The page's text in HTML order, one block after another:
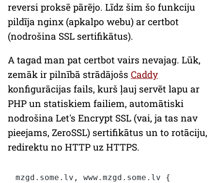
reversi proksē pārējo. Līdz šim šo funkciju
pildīja nginx (apkalpo webu) ar certbot
(nodrošina SSL sertifikātus).
A tagad man pat certbot vairs nevajag. Lūk,
zemāk ir pilnībā strādājošs Caddy
konfigurācijas fails, kurš ļauj servēt lapu ar
PHP un statiskiem failiem, automātiski
nodrošina Let's Encrypt SSL (vai, ja tas nav
pieejams, ZeroSSL) sertifikātus un to rotāciju,
redirektu no HTTP uz HTTPS.
mzgd.some.lv, www.mzgd.some.lv {